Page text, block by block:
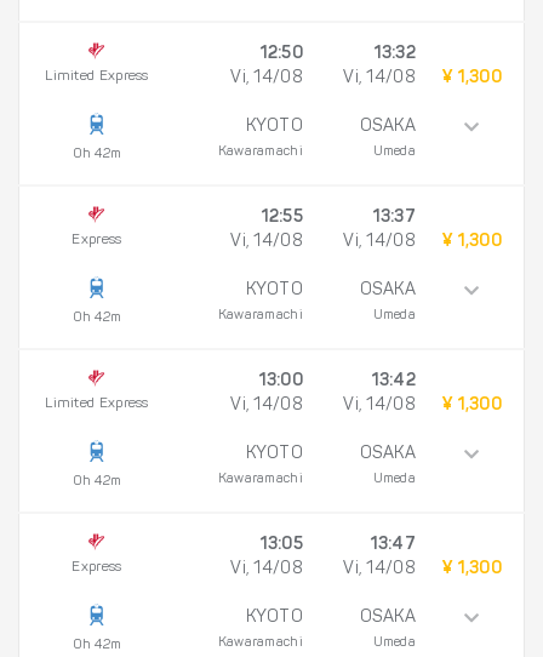
Limited Express
0h 42m
12:50
Vi, 14/08
KYOTO
Kawaramachi
13:32
Vi, 14/08
OSAKA
Umeda
¥ 1,300
Express
0h 42m
12:55
Vi, 14/08
KYOTO
Kawaramachi
13:37
Vi, 14/08
OSAKA
Umeda
¥ 1,300
Limited Express
0h 42m
13:00
Vi, 14/08
KYOTO
Kawaramachi
13:42
Vi, 14/08
OSAKA
Umeda
¥ 1,300
Express
0h 42m
13:05
Vi, 14/08
KYOTO
Kawaramachi
13:47
Vi, 14/08
OSAKA
Umeda
¥ 1,300